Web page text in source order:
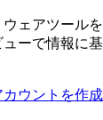
ェアツール
ーで情報に
カウントを作成